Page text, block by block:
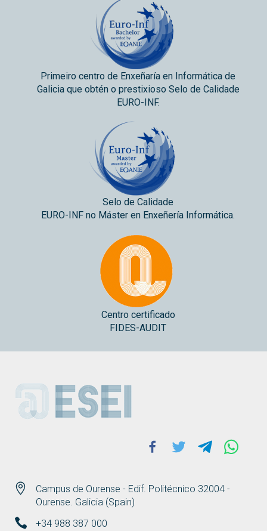
Primeiro centro de Enxeñaría en Informática de
Galicia que obtén o prestixioso Selo de Calidade
EURO-INF.
Selo de Calidade
EURO-INF no Máster en Enxeñería Informática.
Centro certificado
FIDES-AUDIT
ESEI
Campus de Ourense - Edif. Politécnico 32004 -
Ourense. Galicia (Spain)
+34 988 387 000
Facebook
Twitter Telegram